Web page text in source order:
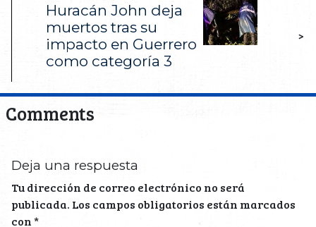
Huracán John deja
muertos tras su
impacto en Guerrero
como categoría 3
>
Comments
Deja una respuesta
Tu dirección de correo electrónico no será
publicada. Los campos obligatorios están marcados
con*